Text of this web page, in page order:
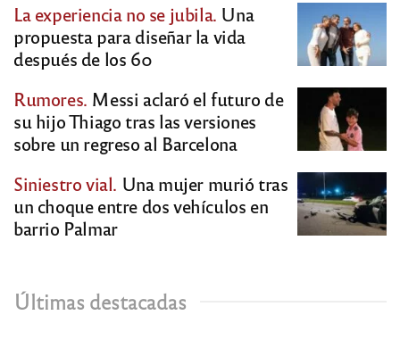
La experiencia no se jubila. Una
propuesta para diseñar la vida
después de los 60
Rumores. Messi aclaró el futuro de
su hijo Thiago tras las versiones
sobre un regreso al Barcelona
Siniestro vial. Una mujer murió tras
un choque entre dos vehículos en
barrio Palmar
Últimas destacadas